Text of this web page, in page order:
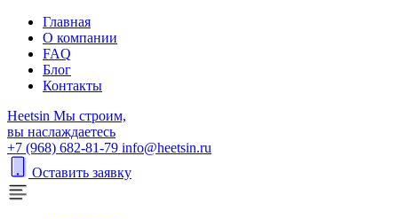
Главная
О компании
FAQ
Блог
Контакты
Heetsin Мы строим,
вы наслаждаетесь
+7 (968) 682-81-79 info@heetsin.ru
Оставить заявку